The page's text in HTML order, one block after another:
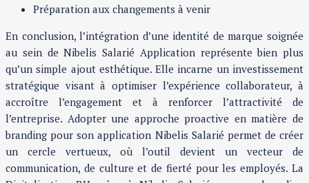
Préparation aux changements à venir
En conclusion, l’intégration d’une identité de marque soignée
au sein de Nibelis Salarié Application représente bien plus
qu’un simple ajout esthétique. Elle incarne un investissement
stratégique visant à optimiser l’expérience collaborateur, à
accroître l’engagement et à renforcer l’attractivité de
l’entreprise. Adopter une approche proactive en matière de
branding pour son application Nibelis Salarié permet de créer
un cercle vertueux, où l’outil devient un vecteur de
communication, de culture et de fierté pour les employés. La